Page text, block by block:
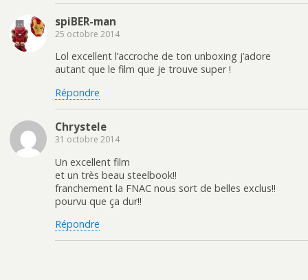
spiBER-man
25 octobre 2014
Lol excellent l’accroche de ton unboxing j’adore
autant que le film que je trouve super !
Répondre
Chrystele
31 octobre 2014
Un excellent film
et un très beau steelbook!!
franchement la FNAC nous sort de belles exclus!!
pourvu que ça dur!!
Répondre